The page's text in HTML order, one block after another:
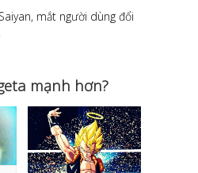
mắt người dùng đổi
mạnh hơn?